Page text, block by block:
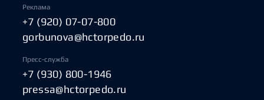
Реклама
+7 (920) 07-07-800
gorbunova@hctorpedo.ru
Пресс-служба
+7 (930) 800-1946
pressa@hctorpedo.ru